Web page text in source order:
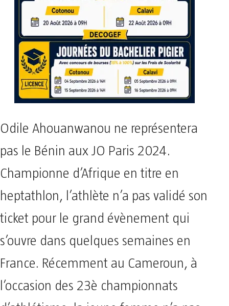
Odile Ahouanwanou ne représentera
pas le Bénin aux JO Paris 2024.
Championne d’Afrique en titre en
heptathlon, l’athlète n’a pas validé son
ticket pour le grand évènement qui
s’ouvre dans quelques semaines en
France. Récemment au Cameroun, à
l’occasion des 23è championnats